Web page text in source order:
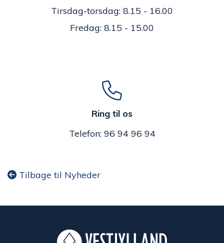
Tirsdag-torsdag: 8.15 - 16.00
Fredag: 8.15 - 15.00
Ring til os
Telefon: 96 94 96 94
Tilbage til Nyheder